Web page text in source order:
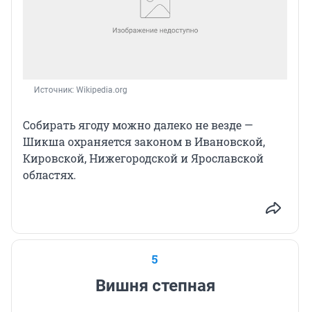
Источник: Wikipedia.org
Собирать ягоду можно далеко не везде —
Шикша охраняется законом в Ивановской,
Кировской, Нижегородской и Ярославской
областях.
5
Вишня степная